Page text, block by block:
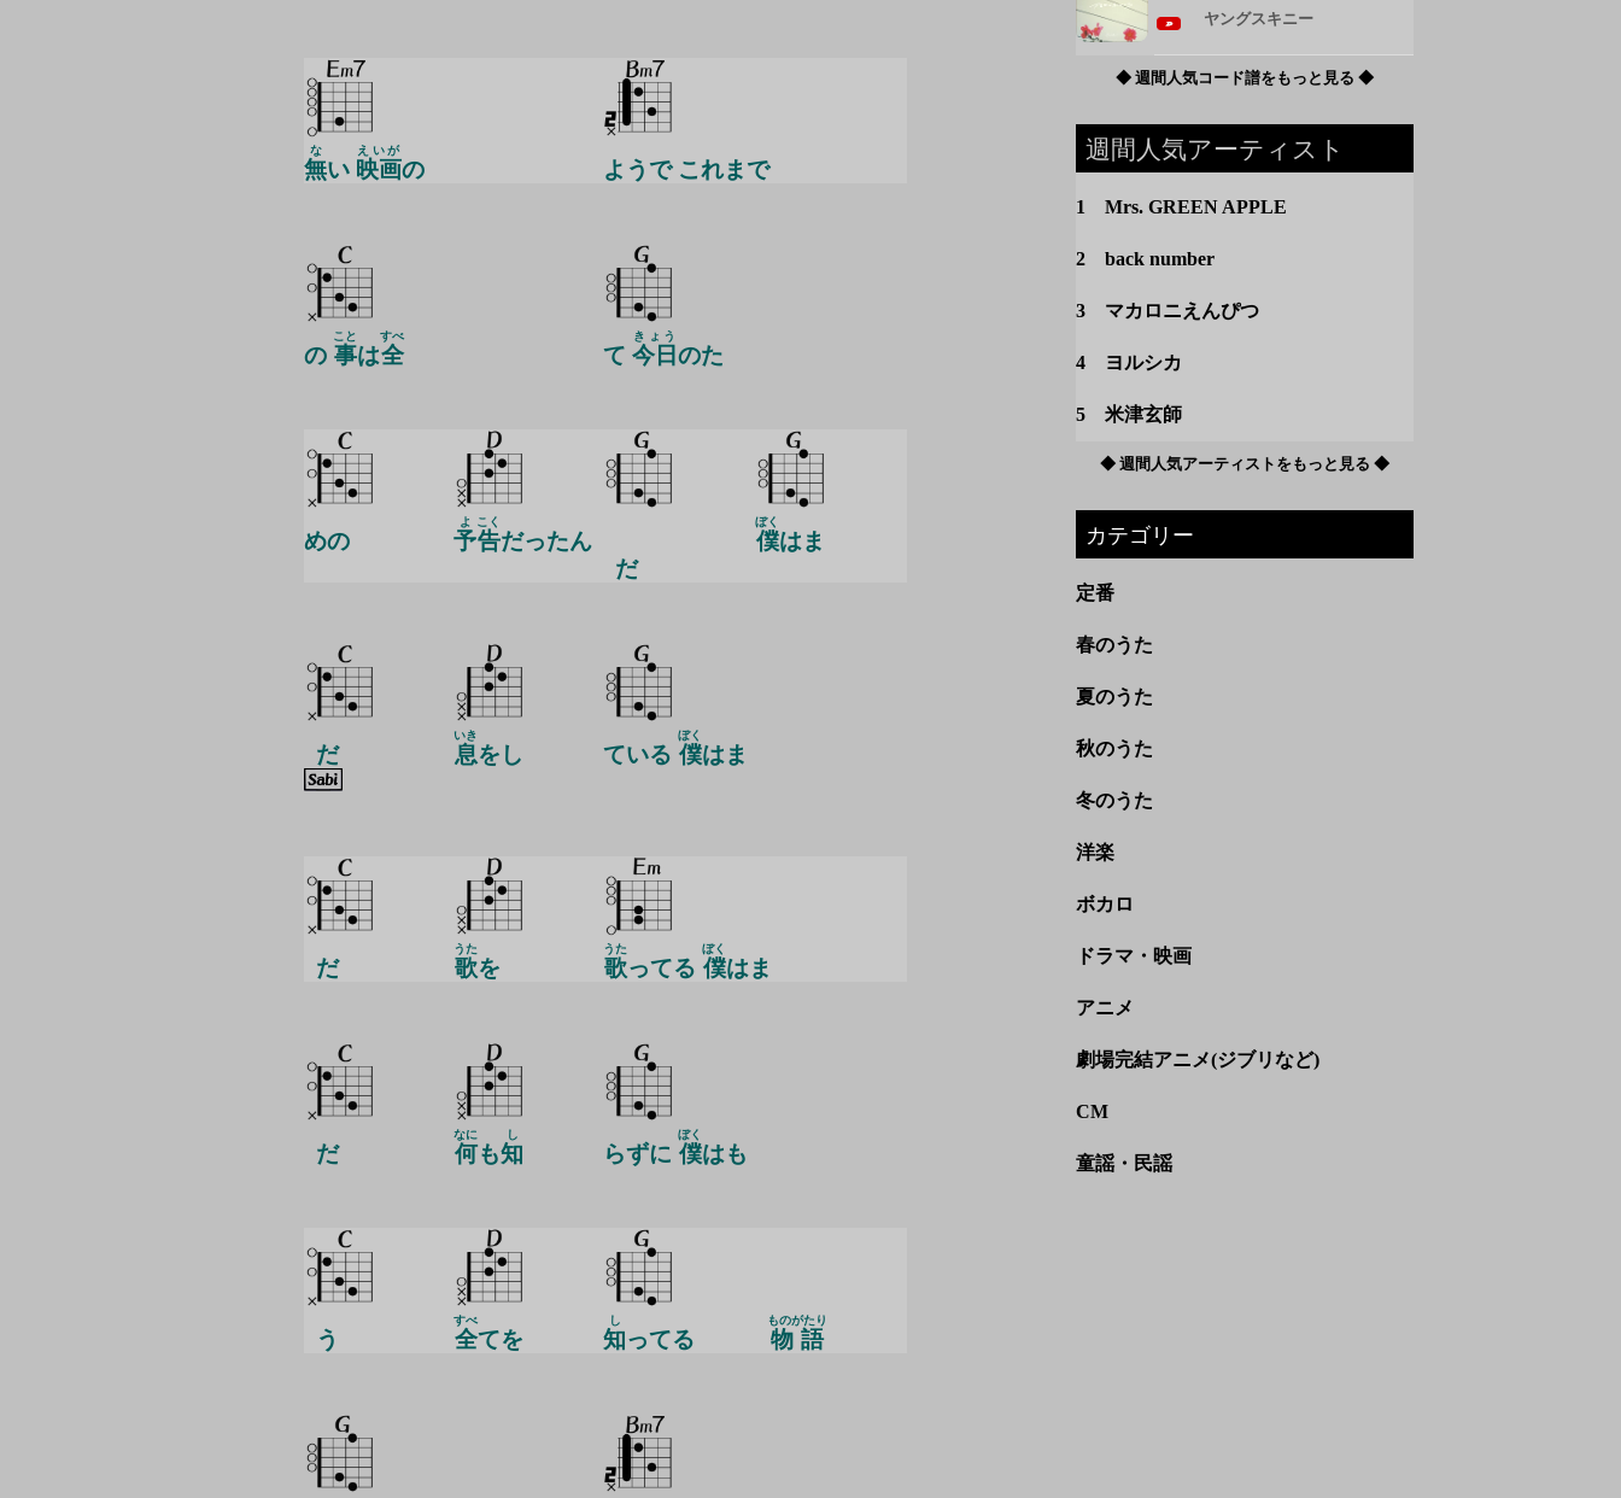
無
な
い 映画
えいが
の ようで これまで
の 事
こと
は全
すべ
て 今日
きょう
のた
めの 予
よ
告
こく
だったん
だ
僕
ぼく
はま
だ 息
いき
をし ている 僕
ぼく
はま
だ 歌
うた
を 歌
うた
ってる 僕
ぼく
はま
だ 何
なに
も知
し
らずに 僕
ぼく
はも
う 全
すべ
てを 知
し
ってる 物語
ものがたり
ヤングスキニー
◆ 週間人気コード譜をもっと見る ◆
週間人気アーティスト
1 Mrs. GREEN APPLE
2 back number
3 マカロニえんぴつ
4 ヨルシカ
5 米津玄師
◆ 週間人気アーティストをもっと見る ◆
カテゴリー
定番
春のうた
夏のうた
秋のうた
冬のうた
洋楽
ボカロ
ドラマ・映画
アニメ
劇場完結アニメ(ジブリなど)
CM
童謡・民謡